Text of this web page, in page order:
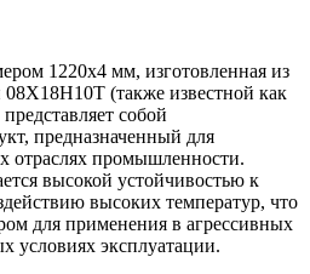
1220х4 мм, изготовленная из
(также известной как
собой
предназначенный для
отраслях промышленности.
высокой устойчивостью к
высоких температур, что
для применения в агрессивных
условиях эксплуатации.